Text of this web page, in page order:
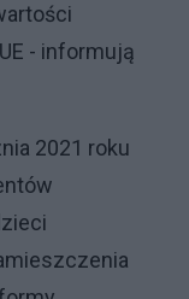
- informują
2021 roku